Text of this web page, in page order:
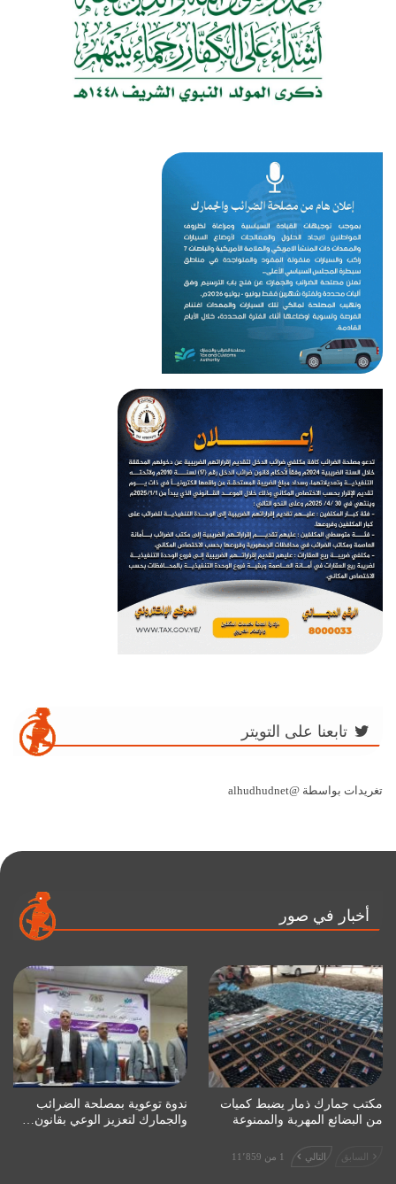
تابعنا على التويتر
تغريدات بواسطة @alhudhudnet
أخبار في صور
مكتب جمارك ذمار يضبط كميات
من البضائع المهربة والممنوعة
ندوة توعوية بمصلحة الضرائب
والجمارك لتعزيز الوعي بقانون…
السابق التالي 1 من 11٬859